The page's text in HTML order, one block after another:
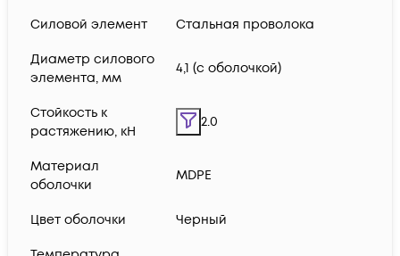
Силовой элемент Стальная проволока
Диаметр силового
элемента, мм
4,1 (с оболочкой)
Стойкость к
растяжению, кН
2.0
Материал
оболочки
MDPE
Цвет оболочки Черный